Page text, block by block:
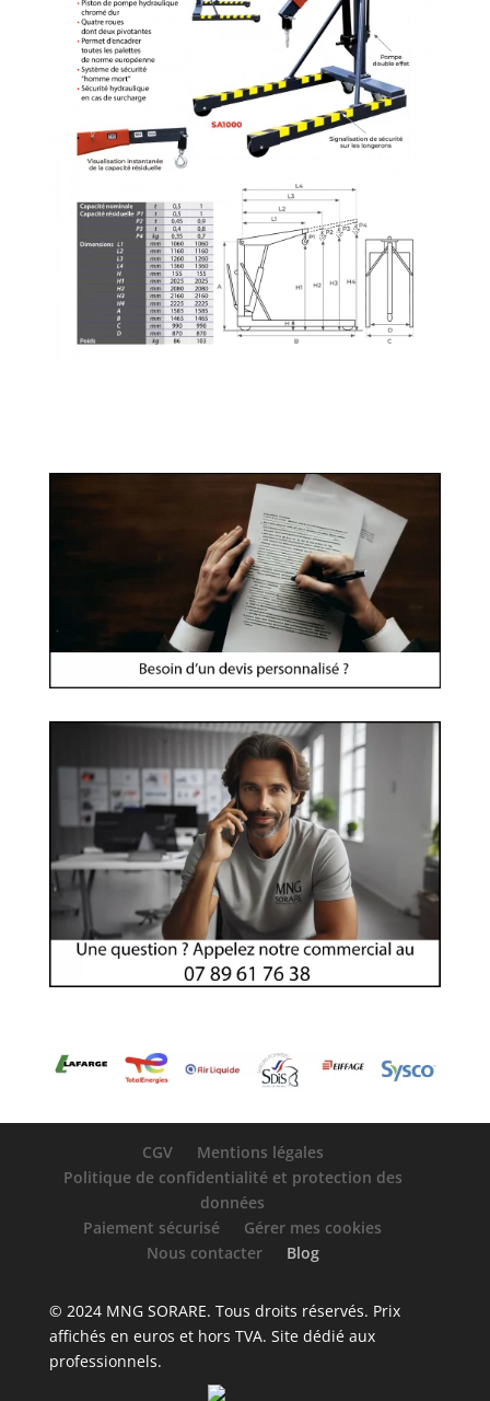
CGV
Mentions légales
Politique de confidentialité et protection des
données
Paiement sécurisé
Gérer mes cookies
Nous contacter
Blog
© 2024 MNG SORARE. Tous droits réservés. Prix
affichés en euros et hors TVA. Site dédié aux
professionnels.